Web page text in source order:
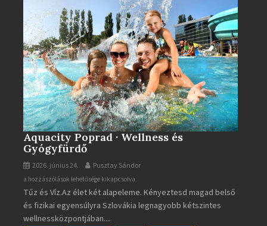
Aquacity Poprad · Wellness és
Gyógyfürdő
2026. június 24. Pusztay Sándor
Aquacity
Poprad
·
Wellness
a hozzászólások lehetősége kikapcsolva
Tűz és Víz.Az élet két alapeleme. Kényeztesd magad belső
és fizikai egyensúlyra Szlovákia legnagyobb kétszintes
wellnessközpontjában....